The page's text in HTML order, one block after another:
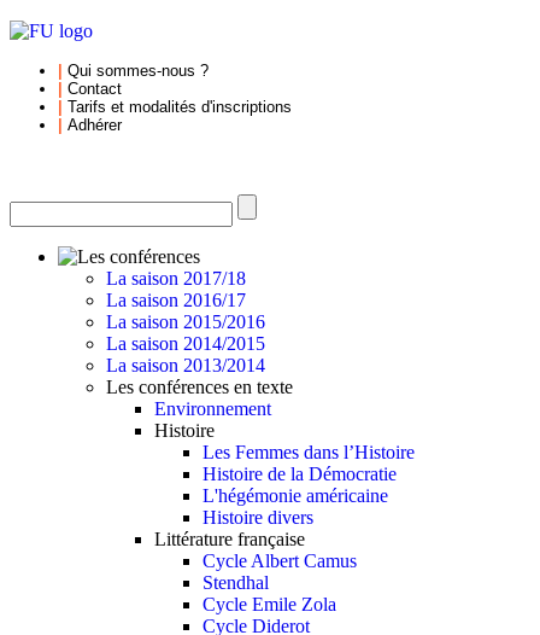
Qui sommes-nous ?
Contact
Tarifs et modalités d'inscriptions
Adhérer
La saison 2017/18
La saison 2016/17
La saison 2015/2016
La saison 2014/2015
La saison 2013/2014
Les conférences en texte
Environnement
Histoire
Les Femmes dans l’Histoire
Histoire de la Démocratie
L'hégémonie américaine
Histoire divers
Littérature française
Cycle Albert Camus
Stendhal
Cycle Emile Zola
Cycle Diderot